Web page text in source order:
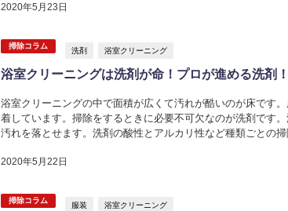
2020年5月23日
掃除コラム 洗剤 浴室クリーニング
浴室クリーニングは洗剤が命！プロが進める洗剤！
2020年5月22日
浴室クリーニングの中で面積が広くて汚れが酷いのが床です
着しています。掃除をするときに必要不可欠なのが洗剤です
汚れを落とせます。洗剤の酸性とアルカリ性など種類ごとの
掃除コラム 服装 浴室クリーニング